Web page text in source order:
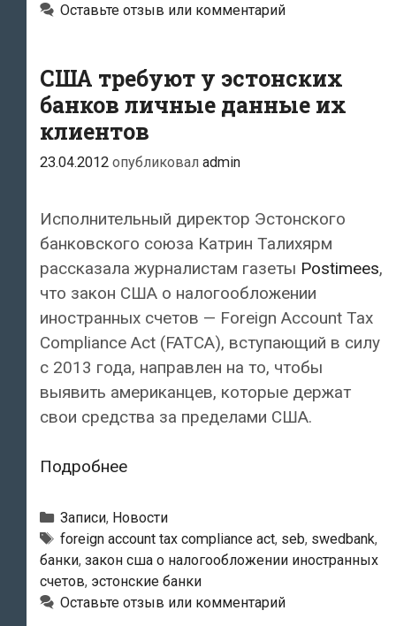
вкладов
Оставьте отзыв или комментарий
США требуют у эстонских
банков личные данные их
клиентов
23.04.2012 опубликовал admin
Исполнительный директор Эстонского
банковского союза Катрин Талихярм
рассказала журналистам газеты Postimees,
что закон США о налогообложении
иностранных счетов — Foreign Account Tax
Compliance Act (FATCA), вступающий в силу
с 2013 года, направлен на то, чтобы
выявить американцев, которые держат
свои средства за пределами США.
ПодробнееСША
у
эстонских
банков
личные
данные
Рубрики
Записи, Новости
Метки
foreign account tax compliance act, seb, swedbank,
банки, закон сша о налогообложении иностранных
счетов, эстонские банки
Оставьте отзыв или комментарий